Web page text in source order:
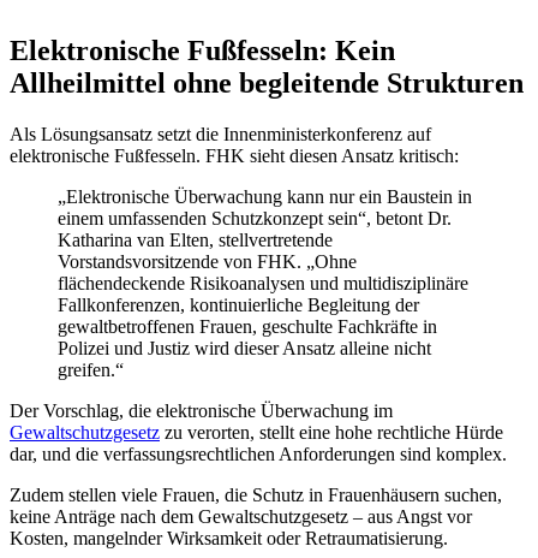
Elektronische Fußfesseln: Kein
Allheilmittel ohne begleitende Strukturen
Als Lösungsansatz setzt die Innenministerkonferenz auf
elektronische Fußfesseln. FHK sieht diesen Ansatz kritisch:
„Elektronische Überwachung kann nur ein Baustein in
einem umfassenden Schutzkonzept sein“, betont Dr.
Katharina van Elten, stellvertretende
Vorstandsvorsitzende von FHK. „Ohne
flächendeckende Risikoanalysen und multidisziplinäre
Fallkonferenzen, kontinuierliche Begleitung der
gewaltbetroffenen Frauen, geschulte Fachkräfte in
Polizei und Justiz wird dieser Ansatz alleine nicht
greifen.“
Der Vorschlag, die elektronische Überwachung im
Gewaltschutzgesetz zu verorten, stellt eine hohe rechtliche Hürde
dar, und die verfassungsrechtlichen Anforderungen sind komplex.
Zudem stellen viele Frauen, die Schutz in Frauenhäusern suchen,
keine Anträge nach dem Gewaltschutzgesetz – aus Angst vor
Kosten, mangelnder Wirksamkeit oder Retraumatisierung.